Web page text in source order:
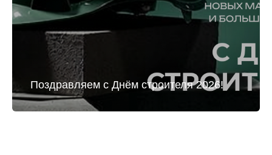
Поздравляем с Днём строителя 2026!